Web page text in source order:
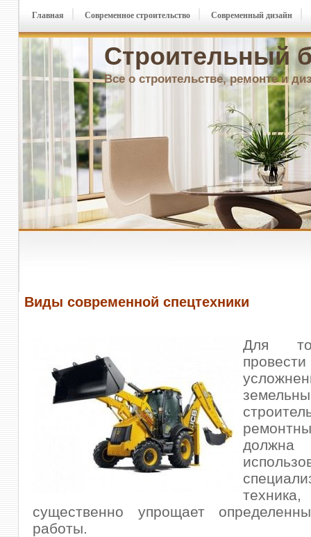
Строительный
Все о строительстве, ремонте и
Главная Современное строительство Современный дизайн
Виды современной спецтехники
Для
провести
должна
существенно упрощает
работы.